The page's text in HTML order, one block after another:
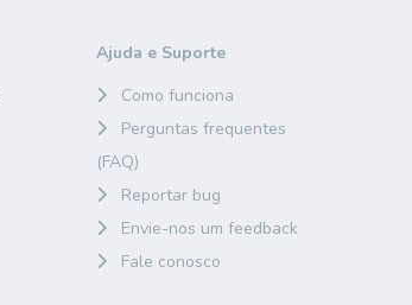
Ajuda e Suporte
Como funciona
Perguntas frequentes
(FAQ)
Reportar bug
Envie-nos um feedback
Fale conosco